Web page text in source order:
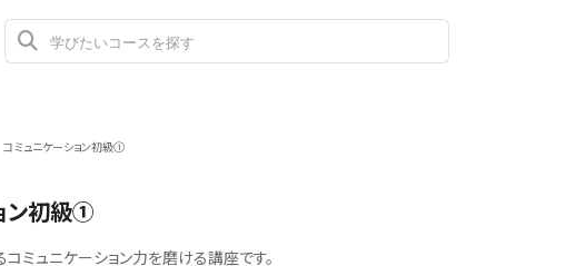
コミュニケーション初級①
ン初級①
ミュニケーション力を磨ける講座です。